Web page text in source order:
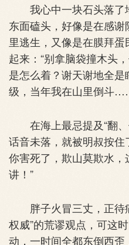
我心中一块石头落了
东面磕头，好像是在感
里逃生，又像是在膜拜
起来：“别拿脑袋撞木头
是怎么着？谢天谢地全
级，当年我在山里倒斗
在海上最忌提及“翻、
话音未落，就被明叔按住
你害死了，欺山莫欺水
讲！”
胖子火冒三丈，正待
权威”的荒谬观点，可这
动，一时间全都东倒西